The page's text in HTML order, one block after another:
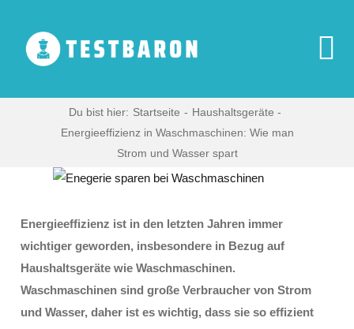
springen
Start
Blog
Du bist hier: Startseite
Haushaltsgeräte
Energieeffizienz in Waschmaschinen: Wie man
Strom und Wasser spart
Zeige
Bild
Energieeffizienz ist in den letzten Jahren immer
wichtiger geworden, insbesondere in Bezug auf
Haushaltsgeräte wie Waschmaschinen.
Waschmaschinen sind große Verbraucher von Strom
und Wasser, daher ist es wichtig, dass sie so effizient